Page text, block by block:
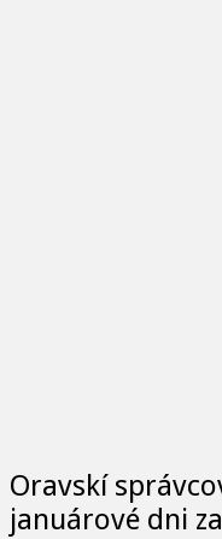
Oravskí
januárové dni